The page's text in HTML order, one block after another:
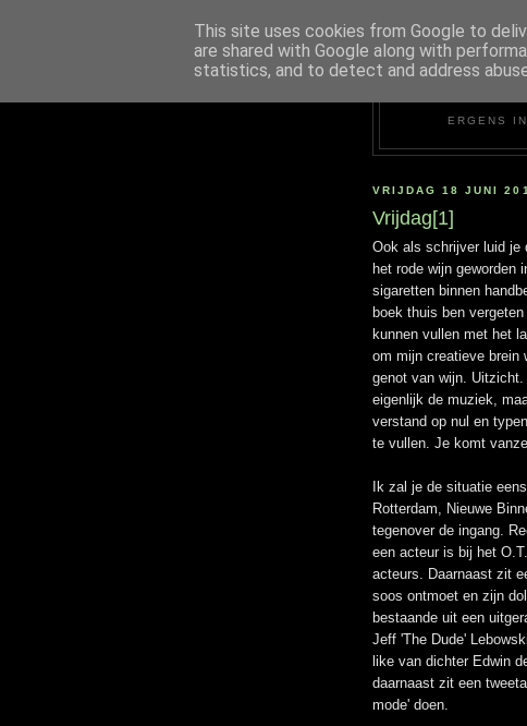
ERGENS
VRIJDAG 18 JUNI
Vrijdag[1]
Ook als schrijver luid je
het rode wijn geworden
sigaretten binnen
boek thuis ben
kunnen vullen met het
om mijn creatieve brein
genot van wijn.
eigenlijk de muziek,
verstand op nul en
te vullen. Je komt
Ik zal je de situatie
Rotterdam, Nieuwe
tegenover de ingang.
een acteur is bij het
acteurs. Daarnaast zit
soos ontmoet en zijn
bestaande uit een
Jeff 'The Dude'
like van dichter Edwin
daarnaast zit een
mode' doen.
This site uses cookies from Google to
are shared with Google along with
statistics, and to detect and address